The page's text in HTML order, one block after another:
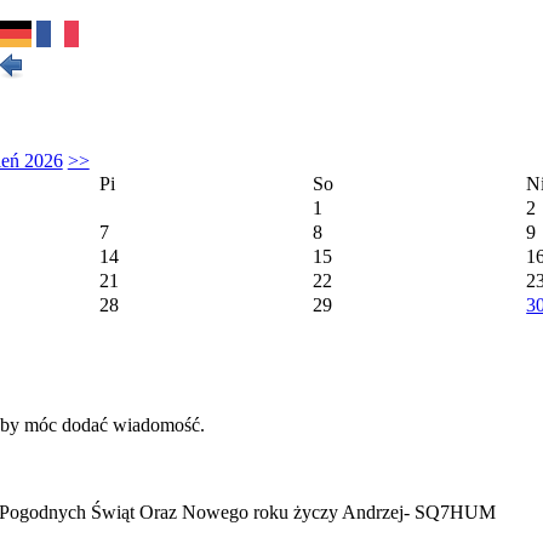
2026 >>
Pi
So
Ni
1
2
7
8
9
14
15
21
22
28
29
móc dodać wiadomość.
Świąt Oraz Nowego roku życzy Andrzej- SQ7HUM